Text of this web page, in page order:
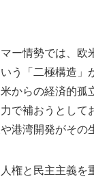
ー情勢では、欧
う「二極構造」
からの経済的孤
で補おうとして
港湾開発がその
権と民主主義を